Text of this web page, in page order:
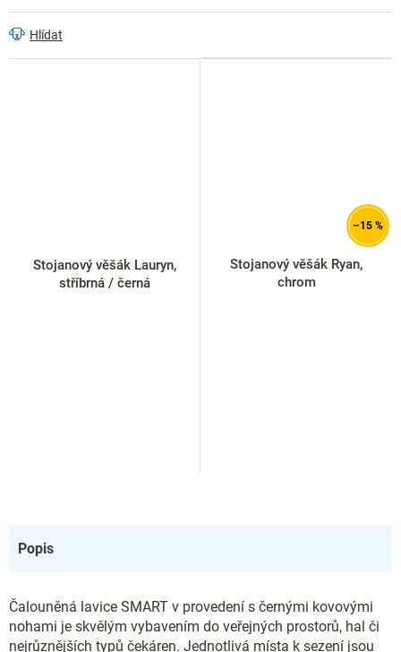
Hlídat
Stojanový věšák Lauryn,
stříbrná / černá
–15 %
Stojanový věšák Ryan,
chrom
Popis
Čalouněná lavice SMART v provedení s černými kovovými
nohami je skvělým vybavením do veřejných prostorů, hal či
nejrůznějších typů čekáren. Jednotlivá místa k sezení jsou